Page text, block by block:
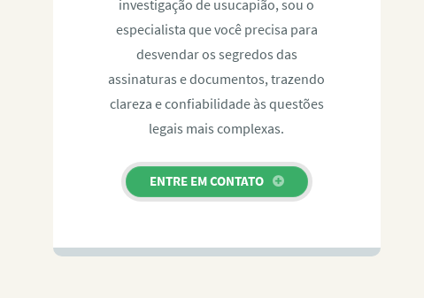
investigação de usucapião, sou o
especialista que você precisa para
desvendar os segredos das
assinaturas e documentos, trazendo
clareza e confiabilidade às questões
legais mais complexas.
ENTRE EM CONTATO